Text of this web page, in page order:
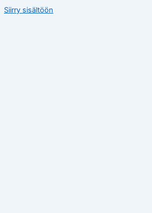
Siirry sisältöön